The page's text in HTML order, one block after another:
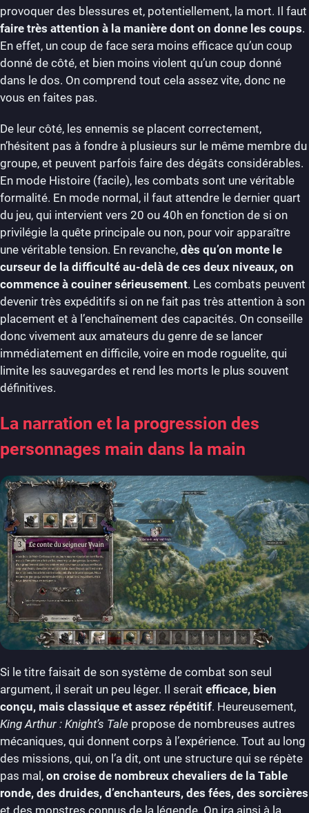
provoquer des blessures et, potentiellement, la mort. Il faut
faire très attention à la manière dont on donne les coups.
En effet, un coup de face sera moins efficace qu’un coup
donné de côté, et bien moins violent qu’un coup donné
dans le dos. On comprend tout cela assez vite, donc ne
vous en faites pas.
De leur côté, les ennemis se placent correctement,
n’hésitent pas à fondre à plusieurs sur le même membre du
groupe, et peuvent parfois faire des dégâts considérables.
En mode Histoire (facile), les combats sont une véritable
formalité. En mode normal, il faut attendre le dernier quart
du jeu, qui intervient vers 20 ou 40h en fonction de si on
privilégie la quête principale ou non, pour voir apparaître
une véritable tension. En revanche, dès qu’on monte le
curseur de la difficulté au-delà de ces deux niveaux, on
commence à couiner sérieusement. Les combats peuvent
devenir très expéditifs si on ne fait pas très attention à son
placement et à l’enchaînement des capacités. On conseille
donc vivement aux amateurs du genre de se lancer
immédiatement en difficile, voire en mode roguelite, qui
limite les sauvegardes et rend les morts le plus souvent
définitives.
La narration et la progression des
personnages main dans la main
Si le titre faisait de son système de combat son seul
argument, il serait un peu léger. Il serait efficace, bien
conçu, mais classique et assez répétitif. Heureusement,
King Arthur : Knight’s Tale propose de nombreuses autres
mécaniques, qui donnent corps à l’expérience. Tout au long
des missions, qui, on l’a dit, ont une structure qui se répète
pas mal, on croise de nombreux chevaliers de la Table
ronde, des druides, d’enchanteurs, des fées, des sorcières
et des monstres connus de la légende. On ira ainsi à la